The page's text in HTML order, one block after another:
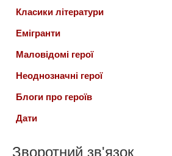
Класики літератури
Емігранти
Маловідомі герої
Неоднозначні герої
Блоги про героїв
Дати
Зворотний зв'язок